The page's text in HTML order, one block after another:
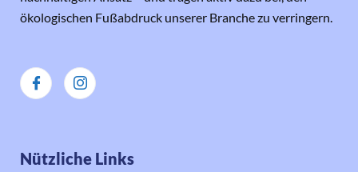
ökologischen Fußabdruck unserer Branche zu verringern.
Nützliche Links